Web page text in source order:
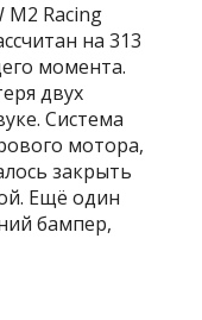
M2 Racing
на 313
момента.
двух
Система
мотора,
закрыть
Ещё один
бампер,